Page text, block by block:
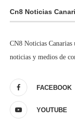
Cn8 Noticias
CN8 Noticias
noticias y medios de
FACEBOOK
YOUTUBE